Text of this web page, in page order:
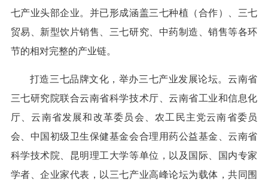
七产业头部企业。并已形成涵盖三七种植（合作）、三七
贸易、新型饮片销售、三七研究、中药制造、销售等各环
节的相对完整的产业链。
打造三七品牌文化，举办三七产业发展论坛。云南省
三七研究院联合云南省科学技术厅、云南省工业和信息化
厅、云南省发展和改革委员会、农工民主党云南省委员
会、中国初级卫生保健基金会合理用药公益基金、云南省
科学技术院、昆明理工大学等单位，以及国际、国内专家
学者、企业家代表，以三七产业高峰论坛为载体，共同围